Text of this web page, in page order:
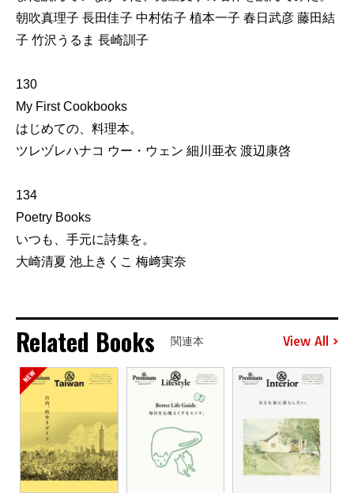
朝吹真理子 長田佳子 中村佑子 植本一子 春日武彦 藤田結
子 竹沢うるま 長崎訓子
130
My First Cookbooks
はじめての、料理本。
ツレヅレハナコ ウー・ウェン 細川亜衣 渡辺康啓
134
Poetry Books
いつも、手元に詩集を。
大崎清夏 池上きくこ 梅﨑実奈
Related Books 関連本 View All